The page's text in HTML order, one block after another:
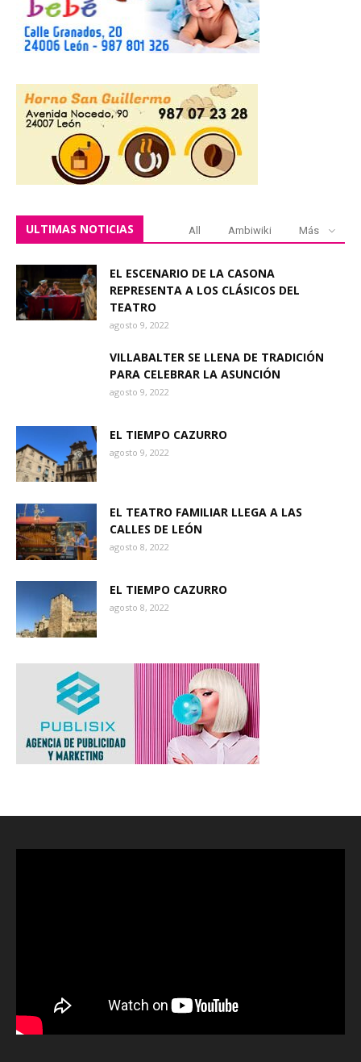
ULTIMAS NOTICIAS All Ambiwiki Más
EL ESCENARIO DE LA CASONA
REPRESENTA A LOS CLÁSICOS DEL
TEATRO
agosto 9, 2022
VILLABALTER SE LLENA DE TRADICIÓN
PARA CELEBRAR LA ASUNCIÓN
agosto 9, 2022
EL TIEMPO CAZURRO
agosto 9, 2022
EL TEATRO FAMILIAR LLEGA A LAS
CALLES DE LEÓN
agosto 8, 2022
EL TIEMPO CAZURRO
agosto 8, 2022